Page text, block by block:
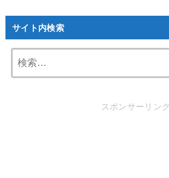
サイト内検索
スポンサーリンク